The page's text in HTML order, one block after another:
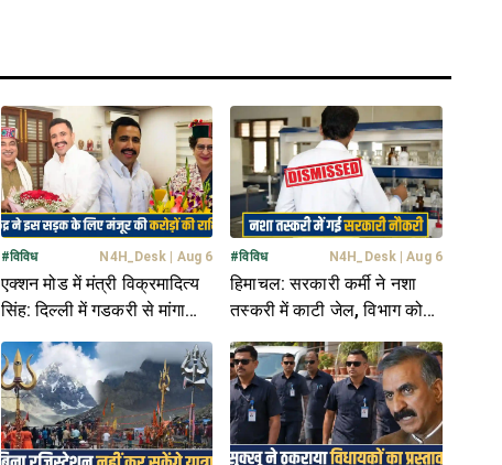
#विविध N4H_Desk Aug 6
एक्शन मोड में मंत्री विक्रमादित्य
सिंह: दिल्ली में गडकरी से मांगा
फंड, प्रियंका गांधी को दी ग्राउंड
रिपोर्ट
#विविध N4H_Desk Aug 6
हिमाचल: सरकारी कर्मी ने नशा
तस्करी में काटी जेल, विभाग को
नहीं लगने दी भनक; अब हुआ
बर्खास्त